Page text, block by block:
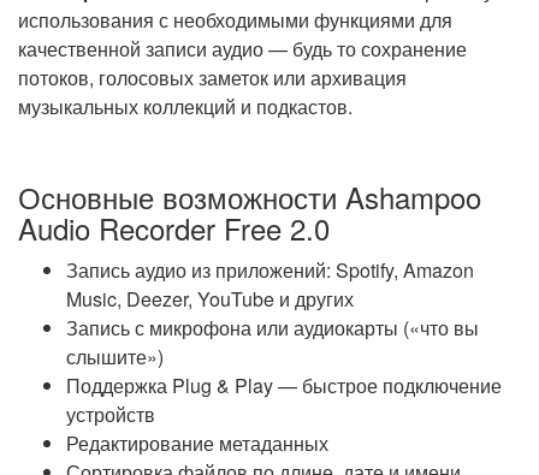
использования с необходимыми функциями для
качественной записи аудио — будь то сохранение
потоков, голосовых заметок или архивация
музыкальных коллекций и подкастов.
Основные возможности Ashampoo
Audio Recorder Free 2.0
Запись аудио из приложений: Spotify, Amazon
Music, Deezer, YouTube и других
Запись с микрофона или аудиокарты («что вы
слышите»)
Поддержка Plug & Play — быстрое подключение
устройств
Редактирование метаданных